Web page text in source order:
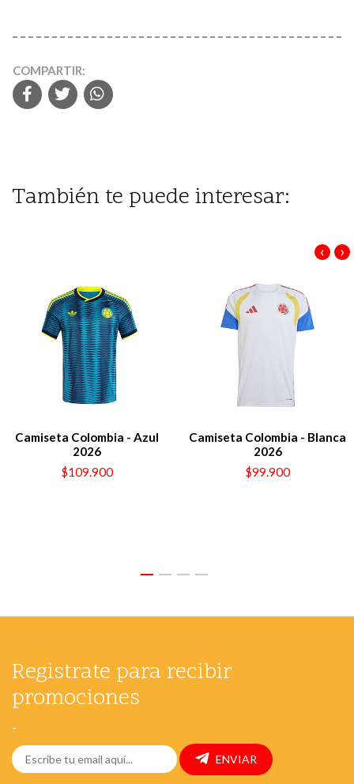
COMPARTIR:
También te puede interesar:
Camiseta Colombia - Azul
2026
$109.900
Camiseta Colombia - Blanca
2026
$99.900
‹ ›
Registrate para recibir
promociones
-
ENVIAR